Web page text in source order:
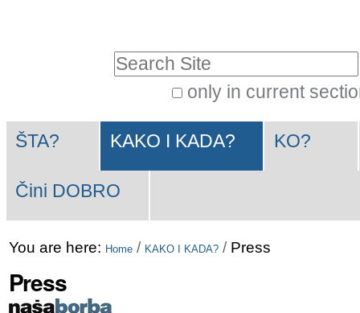
Skip
to
navigation
only in current
Search…
Navigation
ŠTA? KAKO I KADA? KO?
Čini DOBRO
You are here: Home / KAKO I KADA? / Press
Press